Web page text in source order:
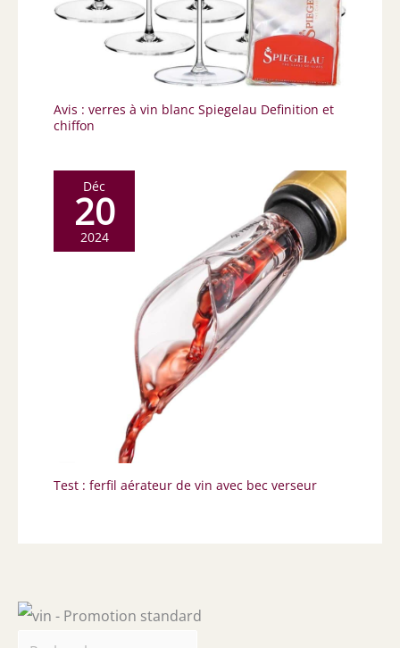
Avis : verres à vin blanc Spiegelau Definition et
chiffon
Déc
20
2024
Test : ferfil aérateur de vin avec bec verseur